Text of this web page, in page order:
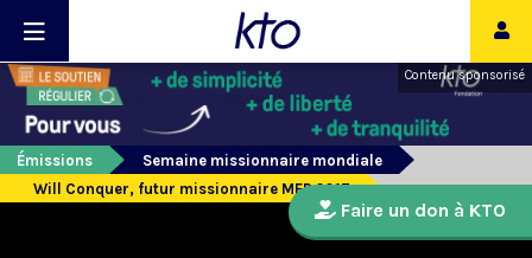
Contenu sponsorisé
Émissions
Semaine missionnaire mondiale
Will Conquer, futur missionnaire MEP 2017
Faire un don à KTO